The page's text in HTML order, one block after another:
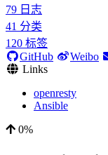
79 日志
41 分类
120 标签
GitHub
Weibo
Links
openresty
Ansible
0%